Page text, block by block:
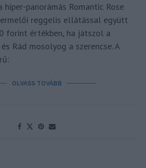
panorámás Romantic Rose
reggelis ellátással együtt
forint értékben, ha játszol a
Rád mosolyog a szerencse. A
OLVASS TOVÁBB